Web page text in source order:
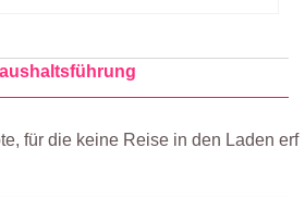
für die keine Reise in den Laden erf